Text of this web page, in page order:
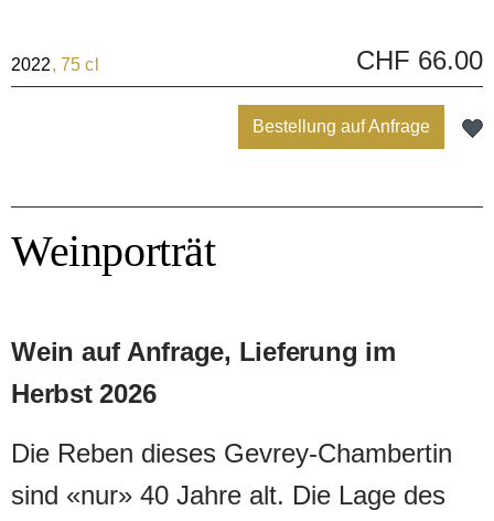
2022, 75 cl CHF 66.00
Bestellung auf Anfrage
Weinporträt
Wein auf Anfrage, Lieferung im
Herbst 2026
Die Reben dieses Gevrey-Chambertin
sind «nur» 40 Jahre alt. Die Lage des